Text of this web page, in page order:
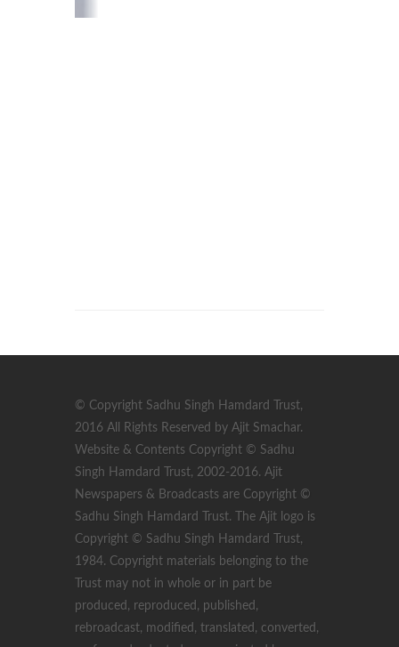
© Copyright Sadhu Singh Hamdard Trust,
2016 All Rights Reserved by Ajit Smachar.
Website & Contents Copyright © Sadhu
Singh Hamdard Trust, 2002-2016. Ajit
Newspapers & Broadcasts are Copyright ©
Sadhu Singh Hamdard Trust. The Ajit logo is
Copyright © Sadhu Singh Hamdard Trust,
1984. Copyright materials belonging to the
Trust may not in whole or in part be
produced, reproduced, published,
rebroadcast, modified, translated, converted,